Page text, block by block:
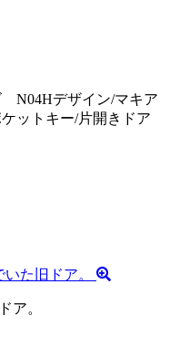
デザイン/マキア
ットキー/片開きドア
ア。